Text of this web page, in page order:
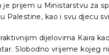
prijem u Ministarstvu za
Palestine, kao i svu djecu
dijelovima Kaira
Slobodno vrijeme kojeg